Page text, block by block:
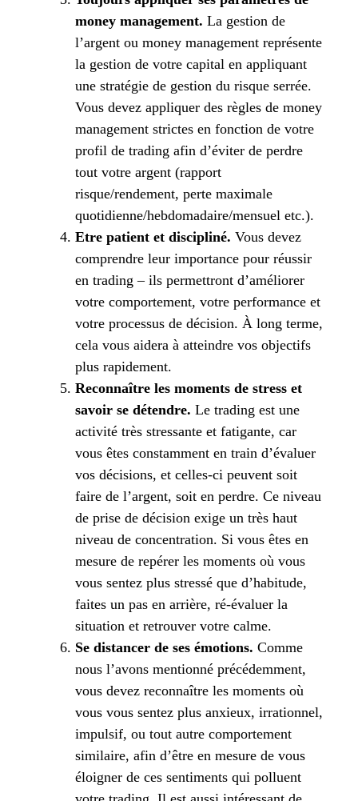
money management. La gestion de
l’argent ou money management représente
la gestion de votre capital en appliquant
une stratégie de gestion du risque serrée.
Vous devez appliquer des règles de money
management strictes en fonction de votre
profil de trading afin d’éviter de perdre
tout votre argent (rapport
risque/rendement, perte maximale
quotidienne/hebdomadaire/mensuel etc.).
Etre patient et discipliné. Vous devez
comprendre leur importance pour réussir
en trading – ils permettront d’améliorer
votre comportement, votre performance et
votre processus de décision. À long terme,
cela vous aidera à atteindre vos objectifs
plus rapidement.
Reconnaître les moments de stress et
savoir se détendre. Le trading est une
activité très stressante et fatigante, car
vous êtes constamment en train d’évaluer
vos décisions, et celles-ci peuvent soit
faire de l’argent, soit en perdre. Ce niveau
de prise de décision exige un très haut
niveau de concentration. Si vous êtes en
mesure de repérer les moments où vous
vous sentez plus stressé que d’habitude,
faites un pas en arrière, ré-évaluer la
situation et retrouver votre calme.
Se distancer de ses émotions. Comme
nous l’avons mentionné précédemment,
vous devez reconnaître les moments où
vous vous sentez plus anxieux, irrationnel,
impulsif, ou tout autre comportement
similaire, afin d’être en mesure de vous
éloigner de ces sentiments qui polluent